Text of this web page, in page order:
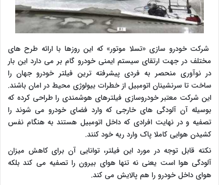
شرکت خودرو سازی «تسلا موتور» که این روزها با ارائه طرح های
مختلف در جهت ارتقای سیستم ایمنی خودرو گام بر می دارد این بار
در نوآوری منحصر به فردی پیشرفته ترین فیلتر خودرو جهان را
ساخت تا سرنشینان اتومبیل از خطرات بیولوژی محیط در امان باشند.
این شرکت معتبر خودروسازی فیلترهای هوشمندی را طراحی کرده که
بوسیله آن آلودگی های خارجی که وارد فضای خودرو می شوند را
تصفیه و در نهایت افرادی که داخل اتومبیل هستند به هنگام نفس
کشیدن هوایی کاملا پاک وارد ریه خود کنند.
نکته قابل توجه در مورد این فیلتر، توانایی آن برای کاهش میزان
آلودگی هوا است یعنی نه تنها هوای بیرون را تصفیه می کند بلکه
هوای داخل خودرو را هم پالایش می کند.